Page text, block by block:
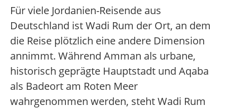
Für viele Jordanien-Reisende aus
Deutschland ist Wadi Rum der Ort, an dem
die Reise plötzlich eine andere Dimension
annimmt. Während Amman als urbane,
historisch geprägte Hauptstadt und Aqaba
als Badeort am Roten Meer
wahrgenommen werden, steht Wadi Rum